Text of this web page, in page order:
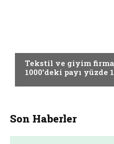
Tekstil ve giyim
1000’deki payı yüzde
Son Haberler